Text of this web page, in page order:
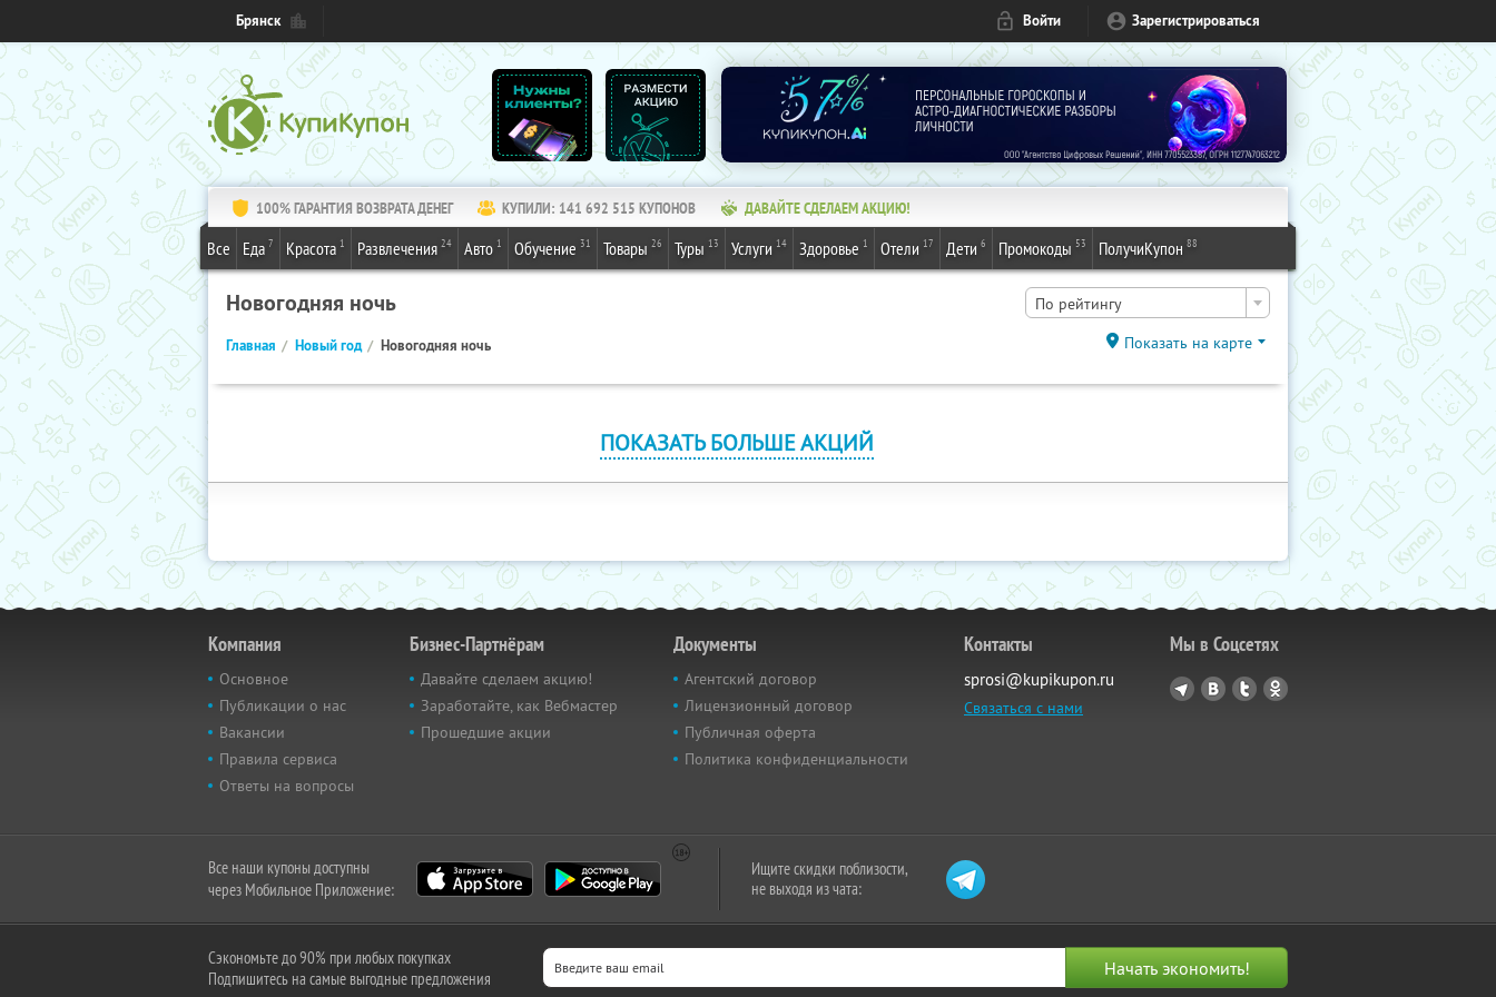
Брянск Войти Зарегистрироваться
100% ГАРАНТИЯ ВОЗВРАТА ДЕНЕГ КУПИЛИ: 141 692 515 КУПОНОВ ДАВАЙТЕ СДЕЛАЕМ АКЦИЮ!
Все Еда 7 Красота 1 Развлечения 24 Авто 1 Обучение 31 Товары 26 Туры 13 Услуги 14 Здоровье 1 Отели 17 Дети 6 Промокоды 53 ПолучиКупон 88
Новогодняя ночь По рейтингу
Главная Новый год Новогодняя ночь Показать на карте
ПОКАЗАТЬ БОЛЬШЕ АКЦИЙ
Компания
Основное
Публикации о нас
Вакансии
Правила сервиса
Ответы на вопросы
Бизнес-Партнёрам
Давайте сделаем акцию!
Заработайте, как Вебмастер
Прошедшие акции
Документы
Агентский договор
Лицензионный договор
Публичная оферта
Политика конфиденциальности
Контакты
sprosi@kupikupon.ru
Связаться с нами
Мы в Соцсетях
Все наши купоны доступны
через Мобильное Приложение:
Ищите скидки поблизости,
не выходя из чата:
Сэкономьте до 90% при любых покупках
Подпишитесь на самые выгодные предложения